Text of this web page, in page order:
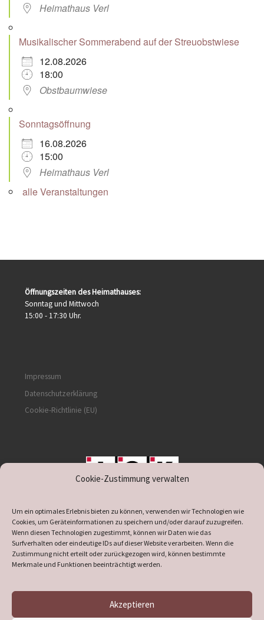
Cookie-Zustimmung verwalten
Um ein optimales Erlebnis bieten zu können, verwenden wir Technologien wie
Cookies, um Geräteinformationen zu speichern und/oder darauf zuzugreifen.
Wenn diesen Technologien zugestimmt, können wir Daten wie das
Surfverhalten oder eindeutige IDs auf dieser Website verarbeiten. Wenn die
Zustimmung nicht erteilt oder zurückgezogen wird, können bestimmte
Merkmale und Funktionen beeinträchtigt werden.
Akzeptieren
Heimathaus Verl
Musikalischer Sommerabend auf der Streuobstwiese
12.08.2026
18:00
Obstbaumwiese
Sonntagsöffnung
16.08.2026
15:00
Heimathaus Verl
alle Veranstaltungen
Öffnungszeiten des Heimathauses:
Sonntag und Mittwoch
15:00 - 17:30 Uhr.
Impressum
Datenschutzerklärung
Cookie-Richtlinie (EU)
supported by DÖ